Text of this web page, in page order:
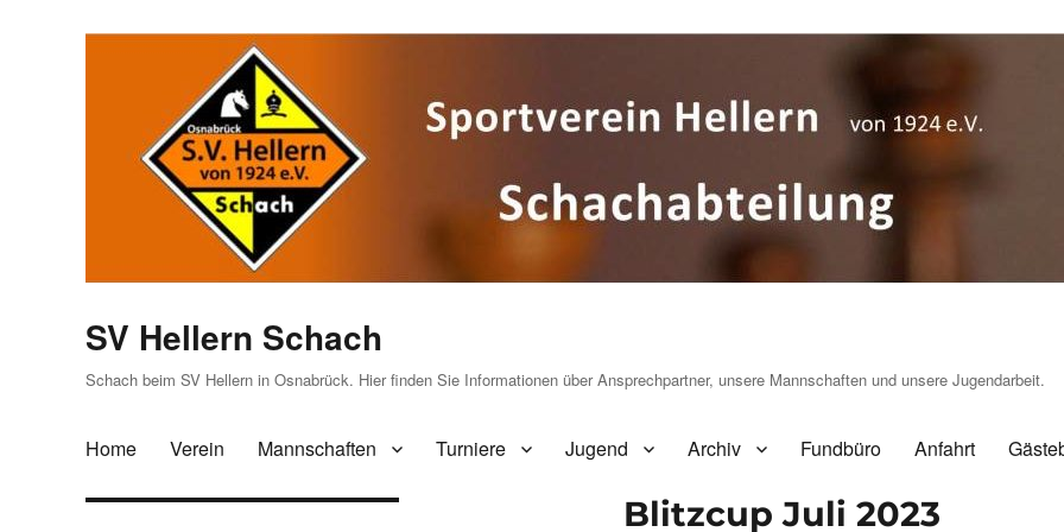
SV Hellern Schach
Schach beim SV Hellern in Osnabrück. Hier finden Sie Informationen über Ansprechpartner, unsere Mannschaften und unsere Jugendarbeit.
Home Verein Mannschaften Turniere Jugend Archiv Fundbüro Anfahrt
Blitzcup Juli 2023